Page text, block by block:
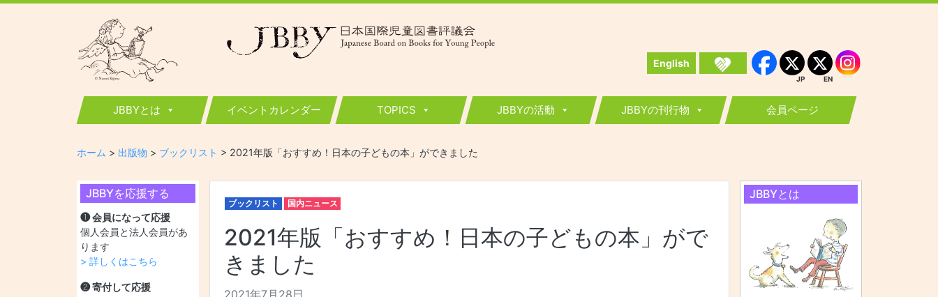
JBBY
日本国際児童図書評議会 English Facebook
JP
JP
EN
EN Instagram
JBBYとは イベントカレンダー TOPICS JBBYの活動 JBBYの刊行物 会員ページ
ホーム > 出版物 > ブックリスト > 2021年版「おすすめ！日本の子どもの本」ができました
JBBYを応援する
❶ 会員になって応援
個人会員と法人会員があ
ります
> 詳しくはこちら
❷ 寄付して応援
ブックリスト 国内ニュース
2021年版「おすすめ！日本の子どもの本」がで
きました
JBBYとは